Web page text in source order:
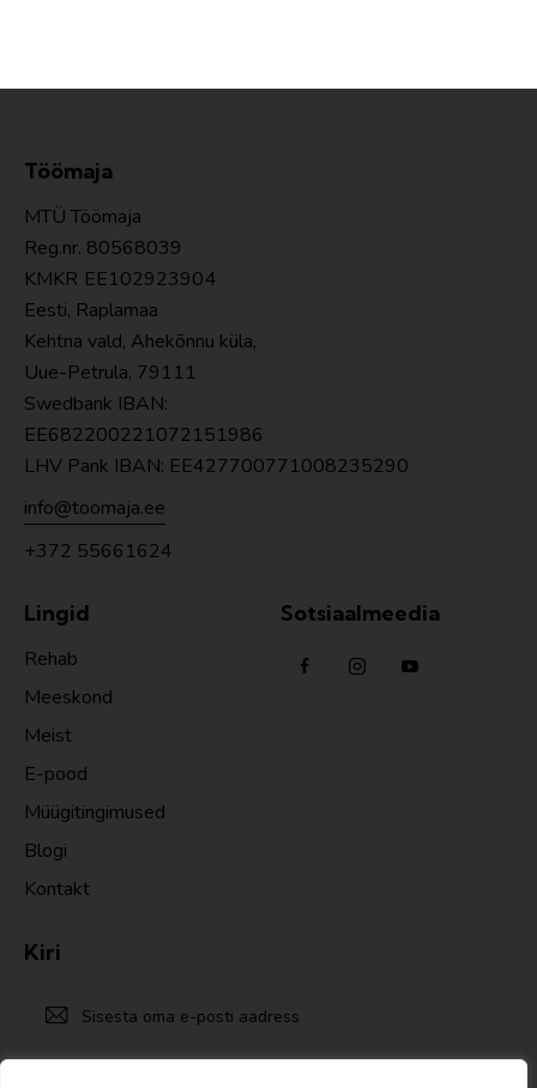
Töömaja
MTÜ Töömaja
Reg.nr. 80568039
KMKR EE102923904
Eesti, Raplamaa
Kehtna vald, Ahekõnnu küla,
Uue-Petrula, 79111
Swedbank IBAN:
EE682200221072151986
LHV Pank IBAN: EE427700771008235290
info@toomaja.ee
+372 55661624
Lingid
Rehab
Meeskond
Meist
E-pood
Müügitingimused
Blogi
Kontakt
Sotsiaalmeedia
Kiri